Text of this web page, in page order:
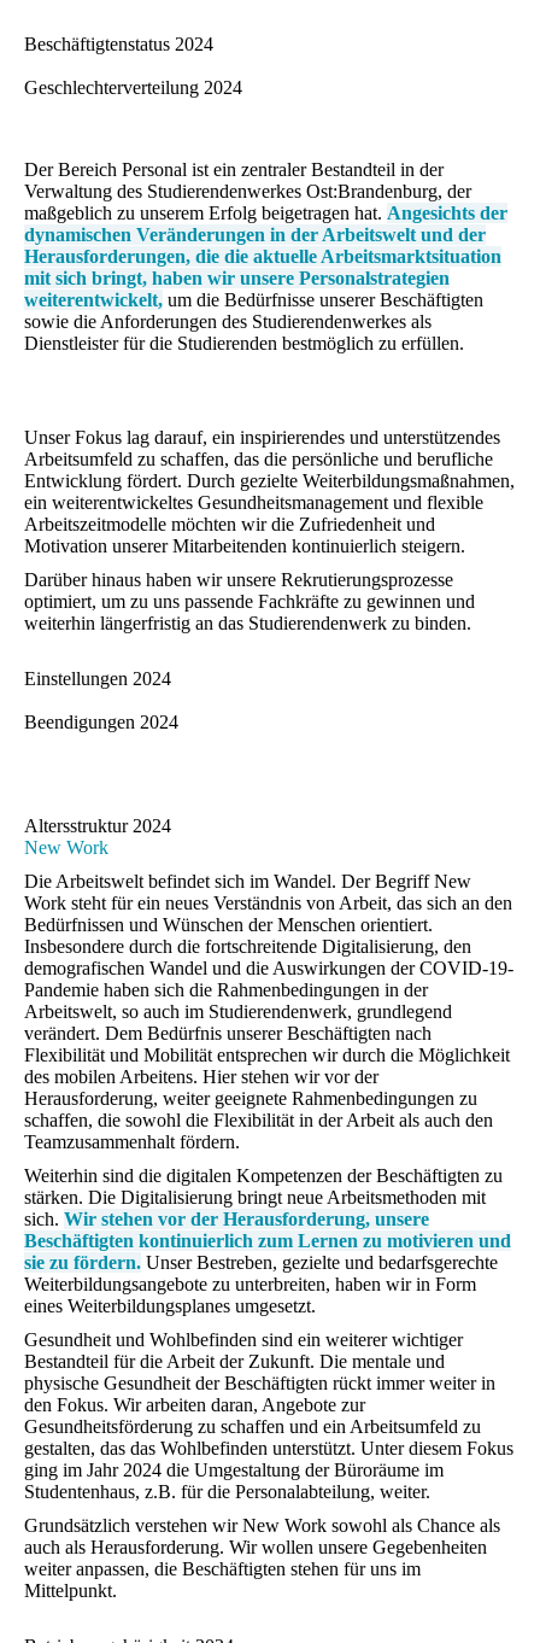
Beschäftigtenstatus 2024
Geschlechterverteilung 2024
Der Bereich Personal ist ein zentraler Bestandteil in der
Verwaltung des Studierendenwerkes Ost:Brandenburg, der
maßgeblich zu unserem Erfolg beigetragen hat. Angesichts der
dynamischen Veränderungen in der Arbeitswelt und der
Herausforderungen, die die aktuelle Arbeitsmarktsituation
mit sich bringt, haben wir unsere Personalstrategien
weiterentwickelt, um die Bedürfnisse unserer Beschäftigten
sowie die Anforderungen des Studierendenwerkes als
Dienstleister für die Studierenden bestmöglich zu erfüllen.
Unser Fokus lag darauf, ein inspirierendes und unterstützendes
Arbeitsumfeld zu schaffen, das die persönliche und berufliche
Entwicklung fördert. Durch gezielte Weiterbildungsmaßnahmen,
ein weiterentwickeltes Gesundheitsmanagement und flexible
Arbeitszeitmodelle möchten wir die Zufriedenheit und
Motivation unserer Mitarbeitenden kontinuierlich steigern.
Darüber hinaus haben wir unsere Rekrutierungsprozesse
optimiert, um zu uns passende Fachkräfte zu gewinnen und
weiterhin längerfristig an das Studierendenwerk zu binden.
Einstellungen 2024
Beendigungen 2024
Altersstruktur 2024
New Work
Die Arbeitswelt befindet sich im Wandel. Der Begriff New
Work steht für ein neues Verständnis von Arbeit, das sich an den
Bedürfnissen und Wünschen der Menschen orientiert.
Insbesondere durch die fortschreitende Digitalisierung, den
demografischen Wandel und die Auswirkungen der COVID-19-
Pandemie haben sich die Rahmenbedingungen in der
Arbeitswelt, so auch im Studierendenwerk, grundlegend
verändert. Dem Bedürfnis unserer Beschäftigten nach
Flexibilität und Mobilität entsprechen wir durch die Möglichkeit
des mobilen Arbeitens. Hier stehen wir vor der
Herausforderung, weiter geeignete Rahmenbedingungen zu
schaffen, die sowohl die Flexibilität in der Arbeit als auch den
Teamzusammenhalt fördern.
Weiterhin sind die digitalen Kompetenzen der Beschäftigten zu
stärken. Die Digitalisierung bringt neue Arbeitsmethoden mit
sich. Wir stehen vor der Herausforderung, unsere
Beschäftigten kontinuierlich zum Lernen zu motivieren und
sie zu fördern. Unser Bestreben, gezielte und bedarfsgerechte
Weiterbildungsangebote zu unterbreiten, haben wir in Form
eines Weiterbildungsplanes umgesetzt.
Gesundheit und Wohlbefinden sind ein weiterer wichtiger
Bestandteil für die Arbeit der Zukunft. Die mentale und
physische Gesundheit der Beschäftigten rückt immer weiter in
den Fokus. Wir arbeiten daran, Angebote zur
Gesundheitsförderung zu schaffen und ein Arbeitsumfeld zu
gestalten, das das Wohlbefinden unterstützt. Unter diesem Fokus
ging im Jahr 2024 die Umgestaltung der Büroräume im
Studentenhaus, z.B. für die Personalabteilung, weiter.
Grundsätzlich verstehen wir New Work sowohl als Chance als
auch als Herausforderung. Wir wollen unsere Gegebenheiten
weiter anpassen, die Beschäftigten stehen für uns im
Mittelpunkt.